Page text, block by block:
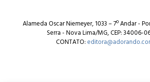
Alameda Oscar Niemeyer, 1033 – 7º Andar -
Serra - Nova Lima/MG, CEP: 34006-
CONTATO: